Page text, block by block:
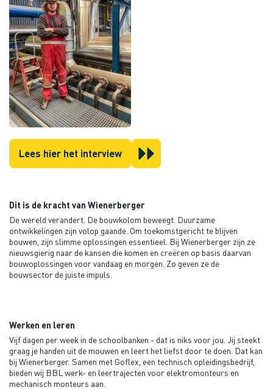
Lees hier het interview
Dit is de kracht van Wienerberger
De wereld verandert. De bouwkolom beweegt. Duurzame
ontwikkelingen zijn volop gaande. Om toekomstgericht te blijven
bouwen, zijn slimme oplossingen essentieel. Bij Wienerberger zijn ze
nieuwsgierig naar de kansen die komen en creëren op basis daarvan
bouwoplossingen voor vandaag en morgen. Zo geven ze de
bouwsector de juiste impuls.
Werken en leren
Vijf dagen per week in de schoolbanken - dat is niks voor jou. Jij steekt
graag je handen uit de mouwen en leert het liefst door te doen. Dat kan
bij Wienerberger. Samen met Goflex, een technisch opleidingsbedrijf,
bieden wij BBL werk- en leertrajecten voor elektromonteurs en
mechanisch monteurs aan.